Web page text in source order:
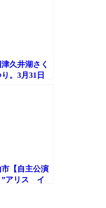
久井湖さく
。3月31日
【自主公演
”アリス イ